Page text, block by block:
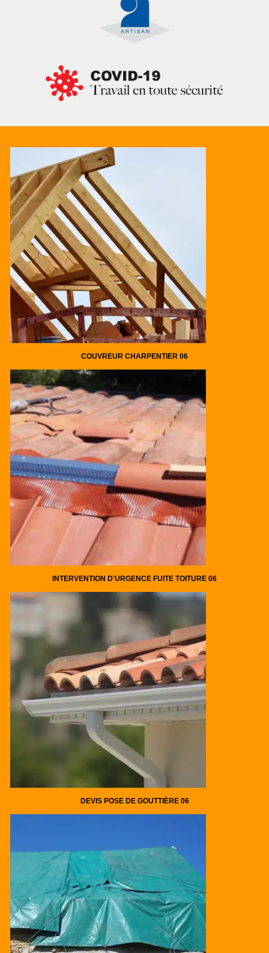
COUVREUR CHARPENTIER 06
INTERVENTION D'URGENCE FUITE TOITURE 06
DEVIS POSE DE GOUTTIÈRE 06